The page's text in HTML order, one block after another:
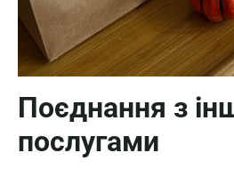
Поєднання з
послугами